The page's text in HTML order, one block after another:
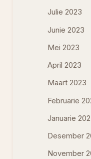
Julie 2023
Junie 2023
Mei 2023
April 2023
Maart 2023
Februarie
Januarie
Desember
November